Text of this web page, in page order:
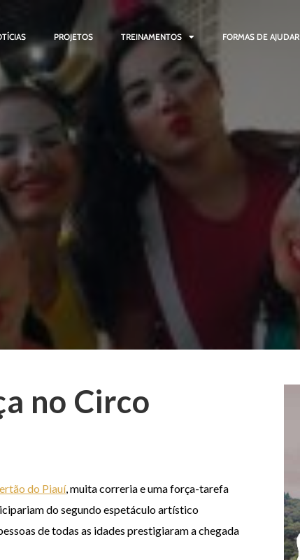
PROJETOS TREINAMENTOS FORMAS DE AJUDAR
no Circo
do Piauí, muita correria e uma força-tarefa
do segundo espetáculo artístico
de todas as idades prestigiaram a chegada